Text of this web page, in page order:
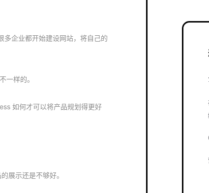
多企业都开始建设网站，将自己的
一样的。
如何才可以将产品规划得更好
展示还是不够好。